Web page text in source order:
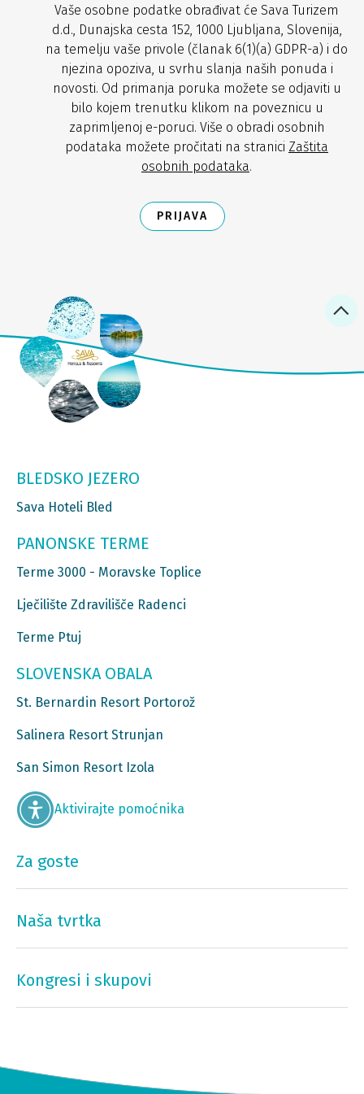
Vaše osobne podatke obrađivat će Sava Turizem
d.d., Dunajska cesta 152, 1000 Ljubljana, Slovenija,
na temelju vaše privole (članak 6(1)(a) GDPR-a) i do
njezina opoziva, u svrhu slanja naših ponuda i
novosti. Od primanja poruka možete se odjaviti u
bilo kojem trenutku klikom na poveznicu u
zaprimljenoj e-poruci. Više o obradi osobnih
podataka možete pročitati na stranici Zaštita
osobnih podataka.
PRIJAVA
BLEDSKO JEZERO
Sava Hoteli Bled
PANONSKE TERME
Terme 3000 - Moravske Toplice
Lječilište Zdravilišče Radenci
Terme Ptuj
SLOVENSKA OBALA
St. Bernardin Resort Portorož
Salinera Resort Strunjan
San Simon Resort Izola
Aktivirajte pomoćnika
Za goste
Naša tvrtka
Kongresi i skupovi